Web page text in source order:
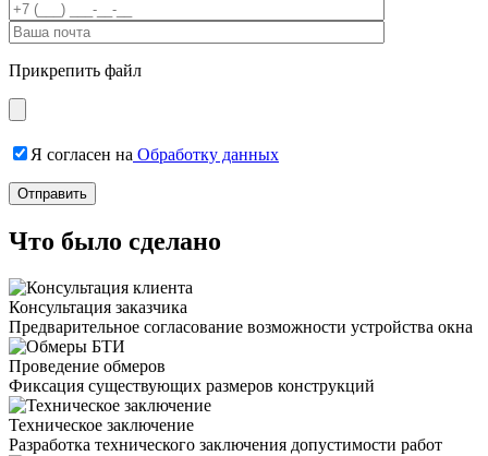
Прикрепить файл
Я согласен на Обработку данных
Что было сделано
Консультация заказчика
Предварительное согласование возможности устройства окна
Проведение обмеров
Фиксация существующих размеров конструкций
Техническое заключение
Разработка технического заключения допустимости работ